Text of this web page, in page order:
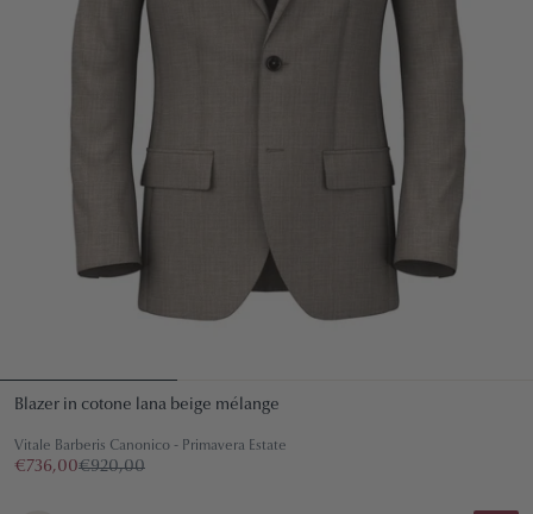
Blazer in cotone lana beige mélange
Vitale Barberis Canonico - Primavera Estate
€736,00€920,00